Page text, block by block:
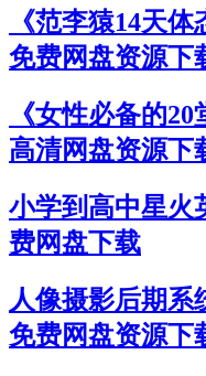
《范李猿14天
免费网盘资源下
《女性必备的
高清网盘资源下
小学到高中星火
费网盘下载
人像摄影后期系
免费网盘资源下